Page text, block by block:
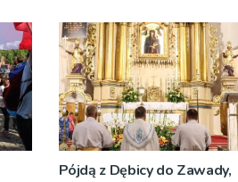
Pójdą z Dębicy do Zawady,